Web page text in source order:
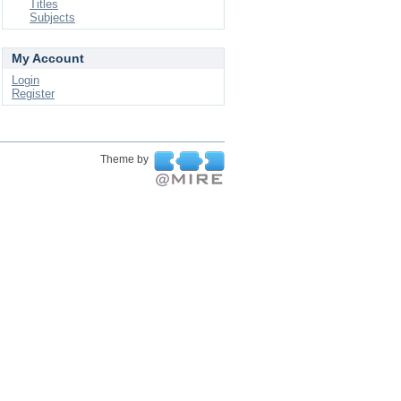
Titles
Subjects
My Account
Login
Register
Theme by